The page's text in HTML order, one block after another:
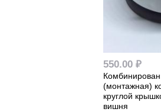
550.00 ₽
(монтажная)
круглой
вишня